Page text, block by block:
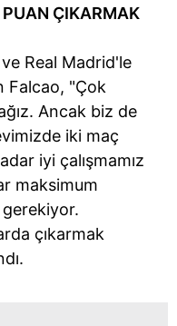
ÇIKARMAK
Real Madrid'le
Falcao, "Çok
Ancak biz de
iki maç
iyi çalışmamız
maksimum
çıkarmak